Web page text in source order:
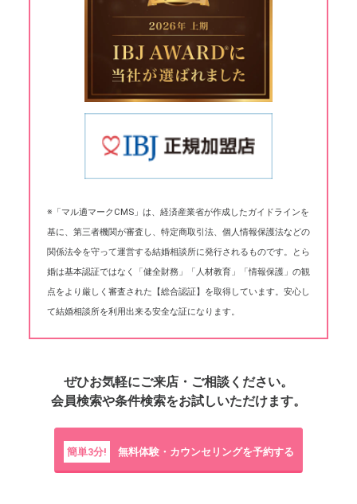
※「マル適マークCMS」は、経済産業省が作成したガイドラインを
基に、第三者機関が審査し、特定商取引法、個人情報保護法などの
関係法令を守って運営する結婚相談所に発行されるものです。とら
婚は基本認証ではなく「健全財務」「人材教育」「情報保護」の観
点をより厳しく審査された【総合認証】を取得しています。安心し
て結婚相談所を利用出来る安全な証になります。
ぜひお気軽にご来店・ご相談ください。
会員検索や条件検索をお試しいただけます。
簡単3分! 無料体験・カウンセリングを予約する